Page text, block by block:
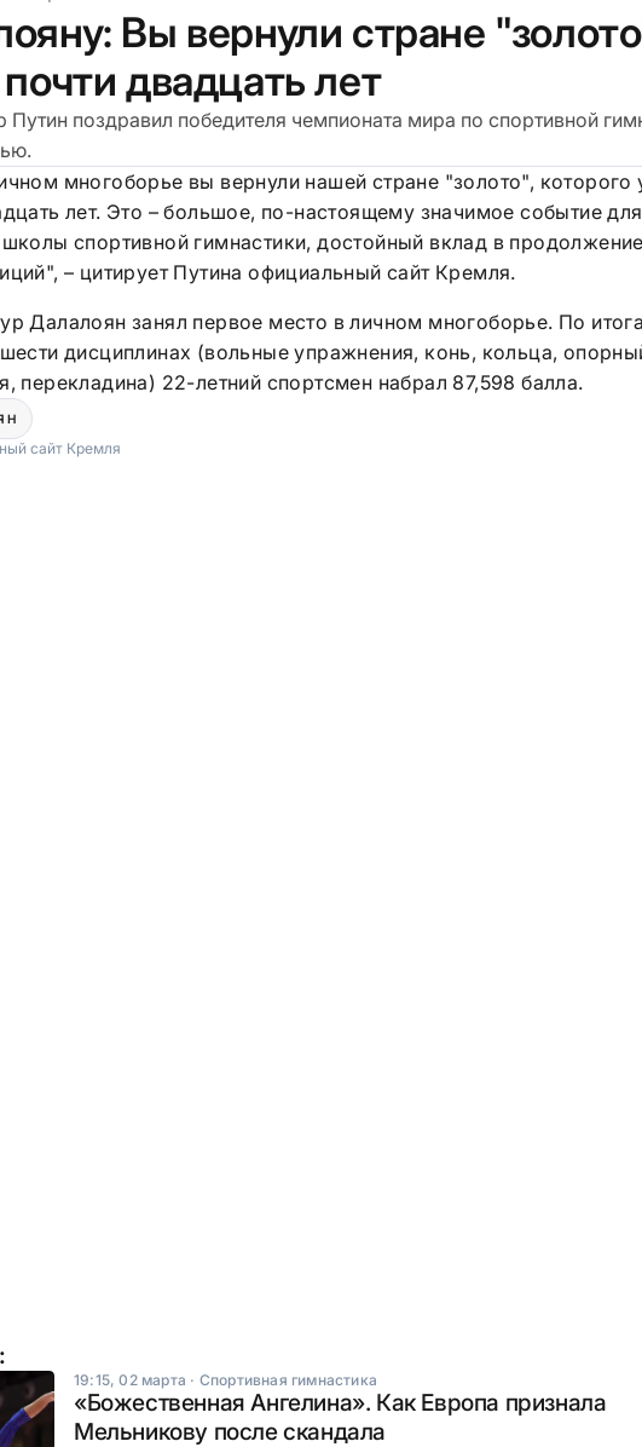
Вы вернули стране
двадцать лет
поздравил победителя чемпионата мира по спортивной
многоборье вы вернули нашей стране "золото", которого
лет. Это – большое, по-настоящему значимое событие для
школы спортивной гимнастики, достойный вклад в
– цитирует Путина официальный сайт Кремля.
Далалоян занял первое место в личном многоборье. По
дисциплинах (вольные упражнения, конь, кольца,
перекладина) 22-летний спортсмен набрал 87,598 балла.
сайт Кремля
19:15, 02 марта · Спортивная гимнастика
«Божественная Ангелина». Как Европа признала
Мельникову после скандала